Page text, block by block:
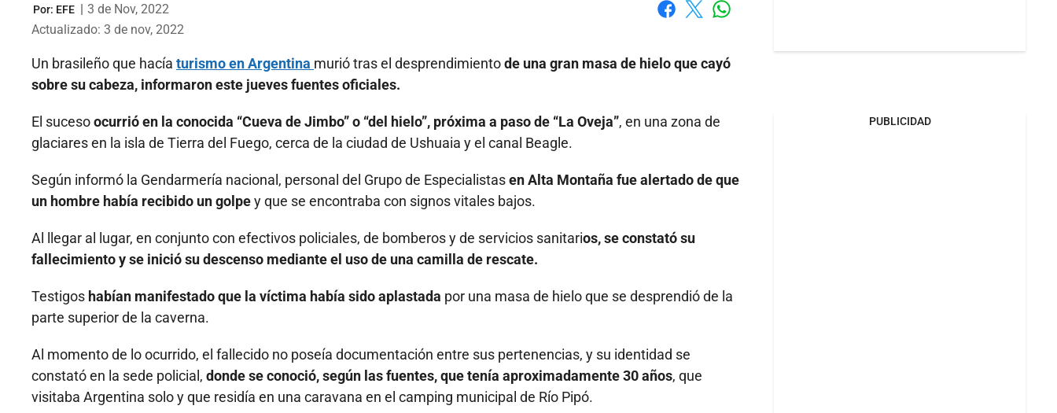
Por: EFE | 3 de Nov, 2022
Actualizado: 3 de nov, 2022
Un brasileño que hacía turismo en Argentina murió tras el desprendimientode una gran masa de hielo que cayó
sobre su cabeza, informaron este jueves fuentes oficiales.
El sucesoocurrió en la conocida “Cueva de Jimbo” o “del hielo”, próxima a paso de “La Oveja”, en una zona de
glaciares en la isla de Tierra del Fuego, cerca de la ciudad de Ushuaia y el canal Beagle.
Según informó la Gendarmería nacional, personal del Grupo de Especialistasen Alta Montaña fue alertado de que
un hombre había recibido un golpey que se encontraba con signos vitales bajos.
Al llegar al lugar, en conjunto con efectivos policiales, de bomberos y de servicios sanitarios, se constató su
fallecimiento y se inició su descenso mediante el uso de una camilla de rescate.
Testigos habían manifestado que la víctima había sido aplastada por una masa de hielo que se desprendió de la
parte superior de la caverna.
Al momento de lo ocurrido, el fallecido no poseía documentación entre sus pertenencias, y su identidad se
constató en la sede policial, donde se conoció, según las fuentes, que tenía aproximadamente 30 años, que
visitaba Argentina solo y que residía en una caravana en el camping municipal de Río Pipó.
PUBLICIDAD